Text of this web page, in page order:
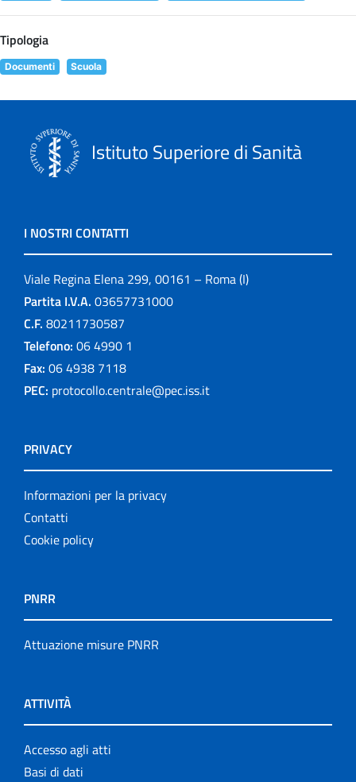
Tipologia
Documenti Scuola
Istituto Superiore di Sanità
I NOSTRI CONTATTI
Viale Regina Elena 299, 00161 – Roma (I)
Partita I.V.A. 03657731000
C.F. 80211730587
Telefono: 06 4990 1
Fax: 06 4938 7118
PEC: protocollo.centrale@pec.iss.it
PRIVACY
Informazioni per la privacy
Contatti
Cookie policy
PNRR
Attuazione misure PNRR
ATTIVITÀ
Accesso agli atti
Basi di dati